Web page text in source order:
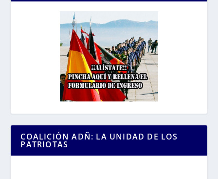
COALICIÓN ADÑ: LA UNIDAD DE LOS
PATRIOTAS